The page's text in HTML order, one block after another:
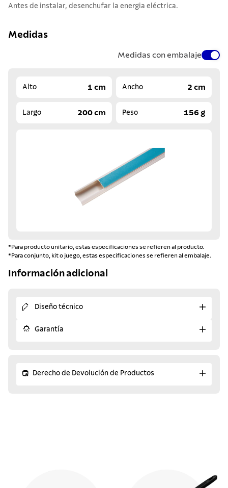
Antes de instalar, desenchufar la energia eléctrica.
Medidas
Medidas con embalaje
Alto 1 cm Ancho 2 cm
Largo 200 cm Peso 156 g
*Para producto unitario, estas especificaciones se refieren al producto.
*Para conjunto, kit o juego, estas especificaciones se refieren al embalaje.
Información adicional
Diseño técnico
Garantía
Derecho de Devolución de Productos